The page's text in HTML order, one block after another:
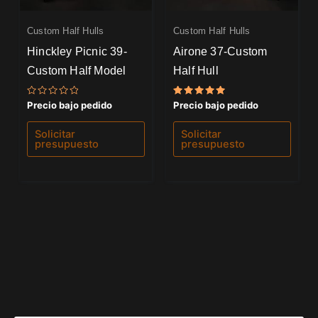
Custom Half Hulls
Hinckley Picnic 39-
Custom Half Model
Valorado
con
0
de
Precio bajo pedido
Solicitar
presupuesto
Custom Half Hulls
Airone 37-Custom
Half Hull
Valorado
con
5.00
de 5
Precio bajo pedido
Solicitar
presupuesto